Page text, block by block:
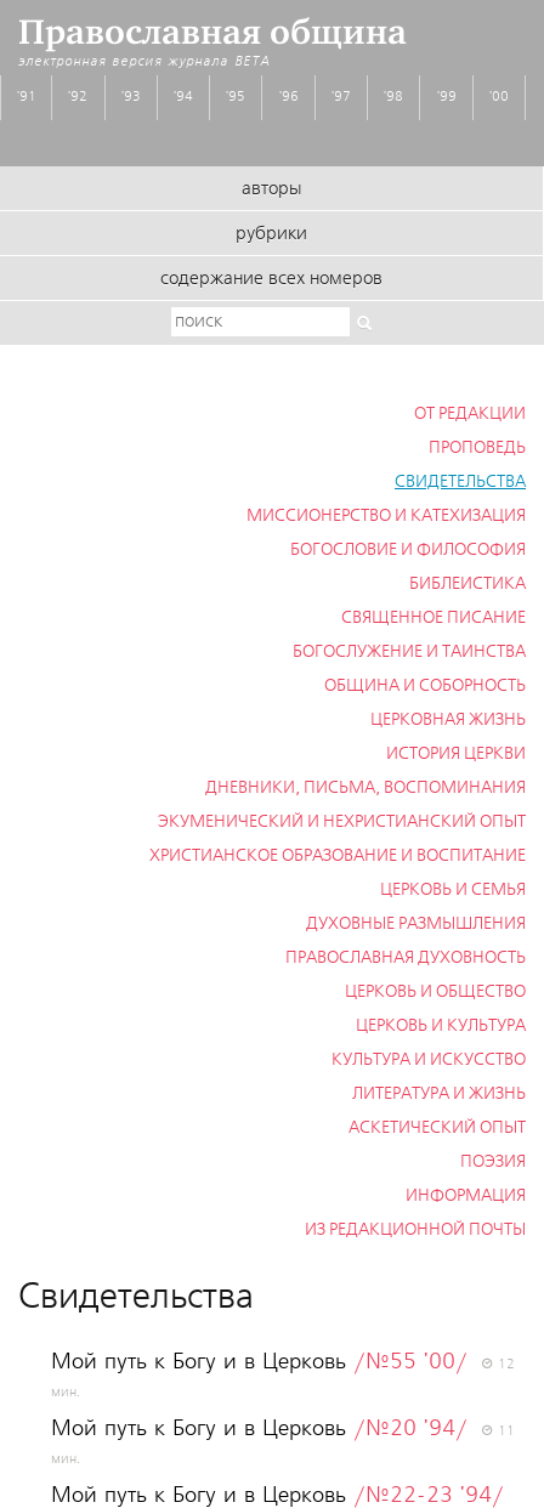
Православная община
электронная версия журнала BETA
'91 '92 '93 '94 '95 '96 '97 '98 '99 '00
авторы
рубрики
содержание всех номеров
ОТ РЕДАКЦИИ
ПРОПОВЕДЬ
СВИДЕТЕЛЬСТВА
МИССИОНЕРСТВО И КАТЕХИЗАЦИЯ
БОГОСЛОВИЕ И ФИЛОСОФИЯ
БИБЛЕИСТИКА
СВЯЩЕННОЕ ПИСАНИЕ
БОГОСЛУЖЕНИЕ И ТАИНСТВА
ОБЩИНА И СОБОРНОСТЬ
ЦЕРКОВНАЯ ЖИЗНЬ
ИСТОРИЯ ЦЕРКВИ
ДНЕВНИКИ, ПИСЬМА, ВОСПОМИНАНИЯ
ЭКУМЕНИЧЕСКИЙ И НЕХРИСТИАНСКИЙ ОПЫТ
ХРИСТИАНСКОЕ ОБРАЗОВАНИЕ И ВОСПИТАНИЕ
ЦЕРКОВЬ И СЕМЬЯ
ДУХОВНЫЕ РАЗМЫШЛЕНИЯ
ПРАВОСЛАВНАЯ ДУХОВНОСТЬ
ЦЕРКОВЬ И ОБЩЕСТВО
ЦЕРКОВЬ И КУЛЬТУРА
КУЛЬТУРА И ИСКУССТВО
ЛИТЕРАТУРА И ЖИЗНЬ
АСКЕТИЧЕСКИЙ ОПЫТ
ПОЭЗИЯ
ИНФОРМАЦИЯ
ИЗ РЕДАКЦИОННОЙ ПОЧТЫ
Свидетельства
Мой путь к Богу и в Церковь /№55 '00/
12
мин.
Мой путь к Богу и в Церковь /№20 '94/
11
мин.
Мой путь к Богу и в Церковь /№22-23 '94/